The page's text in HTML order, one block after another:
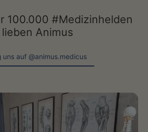
100.000 #Medizinhelden
lieben Animus
uns auf @animus.medicus
uns auf @animus.medicus